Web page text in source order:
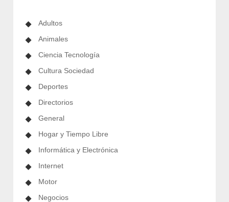
Adultos
Animales
Ciencia Tecnología
Cultura Sociedad
Deportes
Directorios
General
Hogar y Tiempo Libre
Informática y Electrónica
Internet
Motor
Negocios